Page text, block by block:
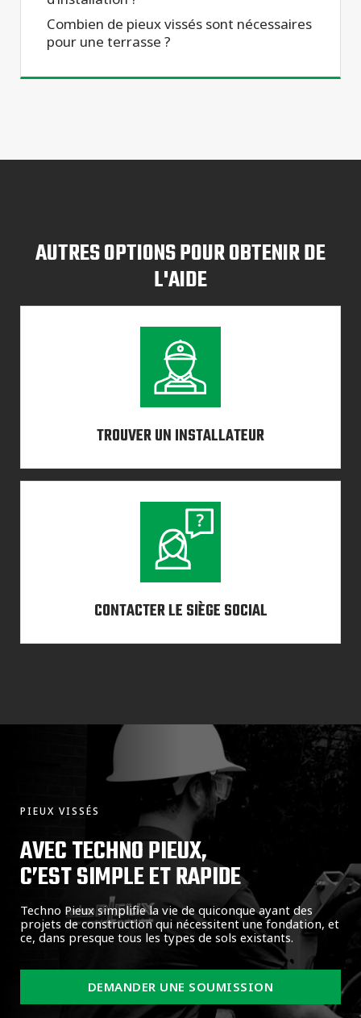
Combien de pieux vissés sont nécessaires
pour une terrasse ?
AUTRES OPTIONS POUR OBTENIR DE
L'AIDE
TROUVER UN INSTALLATEUR
CONTACTER LE SIÈGE SOCIAL
PIEUX VISSÉS
AVEC TECHNO PIEUX,
C’EST SIMPLE ET RAPIDE
Techno Pieux simplifie la vie de quiconque ayant des
projets de construction qui nécessitent une fondation, et
ce, dans presque tous les types de sols existants.
DEMANDER UNE SOUMISSION